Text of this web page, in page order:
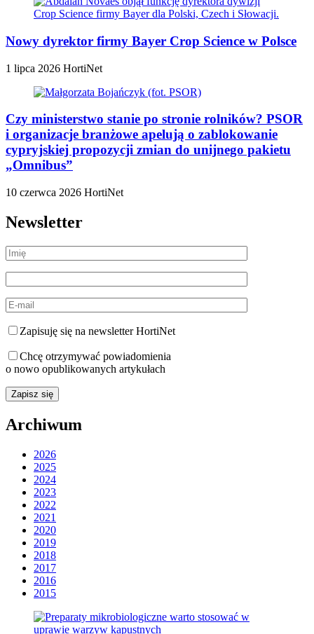
Nowy dyrektor firmy Bayer Crop Science w Polsce
1 lipca 2026 HortiNet
Czy ministerstwo stanie po stronie rolników? PSOR
i organizacje branżowe apelują o zablokowanie
cypryjskiej propozycji zmian do unijnego pakietu
„Omnibus”
10 czerwca 2026 HortiNet
Newsletter
Zapisuję się na newsletter HortiNet
Chcę otrzymywać powiadomienia
o nowo opublikowanych artykułach
Archiwum
2026
2025
2024
2023
2022
2021
2020
2019
2018
2017
2016
2015